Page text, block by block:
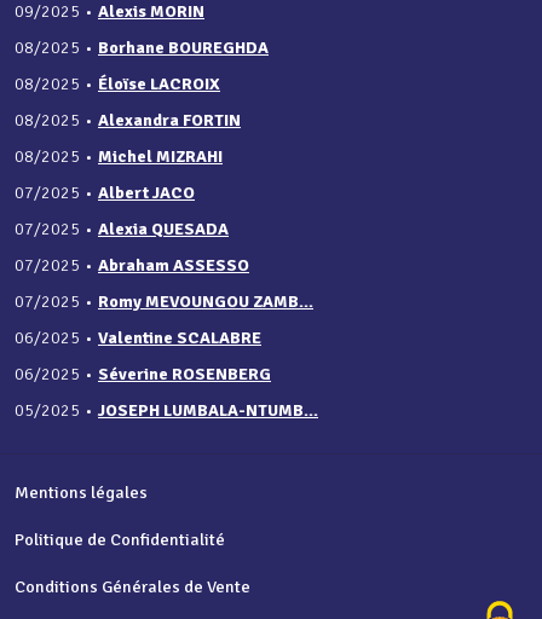
09/2025 • Alexis MORIN
08/2025 • Borhane BOUREGHDA
08/2025 • Éloïse LACROIX
08/2025 • Alexandra FORTIN
08/2025 • Michel MIZRAHI
07/2025 • Albert JACO
07/2025 • Alexia QUESADA
07/2025 • Abraham ASSESSO
07/2025 • Romy MEVOUNGOU ZAMB...
06/2025 • Valentine SCALABRE
06/2025 • Séverine ROSENBERG
05/2025 • JOSEPH LUMBALA-NTUMB...
Mentions légales
Politique de Confidentialité
Conditions Générales de Vente